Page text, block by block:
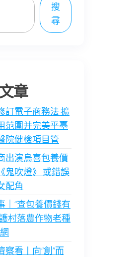
搜
尋
章
訂電子商務法 擴
范圍并完美平臺
院健檢項目管
出演烏喜包養價
鬼吹燈》 或錯誤
配角
｜“查包養價錢有
村落農作物老種
察看丨向“創”而